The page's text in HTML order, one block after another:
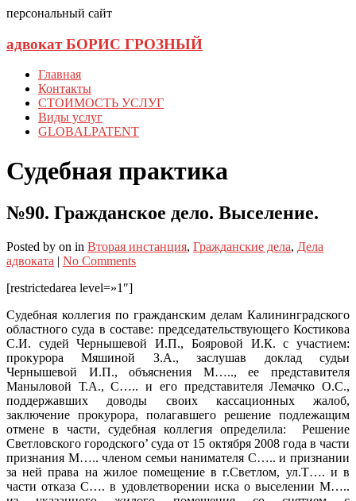
персональный сайт
адвокат БОРИС ГРОЗНЫЙ
Главная
Контакты
СТОИМОСТЬ УСЛУГ
Виды услуг
GLOBALPATENT
Судебная практика
№90. Гражданское дело. Выселение.
Posted by on in Вторая инстанция, Гражданские дела, Дела
адвоката | No Comments
[restrictedarea level=»1″]
Судебная коллегия по гражданским делам Калининградского
областного суда в составе: председательствующего Костикова
С.И. судей Чернышевой И.П., Бояровой И.К. с участием:
прокурора Мяшиной З.А., заслушав доклад судьи
Чернышевой И.П., объяснения М….., ее представителя
Маныловой Т.А., С….. и его представителя Лемачко О.С.,
поддержавших доводы своих кассационных жалоб,
заключение прокурора, полагавшего решение подлежащим
отмене в части, судебная коллегия определила: Решение
Светловского городского’ суда от 15 октября 2008 года в части
признания М….. членом семьи нанимателя С….. и признании
за ней права на жилое помещение в г.Светлом, ул.Т…. и в
части отказа С…. в удовлетворении иска о выселении М…..